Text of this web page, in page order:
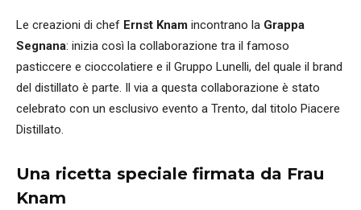
Le creazioni di chef Ernst Knam incontrano la Grappa
Segnana: inizia così la collaborazione tra il famoso
pasticcere e cioccolatiere e il Gruppo Lunelli, del quale il brand
del distillato è parte. Il via a questa collaborazione è stato
celebrato con un esclusivo evento a Trento, dal titolo Piacere
Distillato.
Una ricetta speciale firmata da Frau
Knam